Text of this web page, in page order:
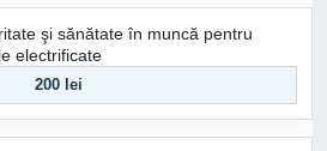
şi sănătate în muncă pentru
electrificate
200 lei